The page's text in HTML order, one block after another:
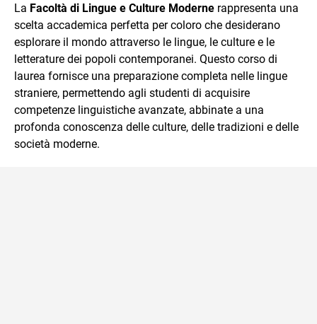
esercizi online, video di approfondimento e infografiche.
Ogni lezione è pensata e realizzata da docenti esperti
della propria materia che trattano tutti gli argomenti
affrontati dagli studenti durante il percorso scolastico,
anche quelli più ostici, con un linguaggio semplice e
immediato e l'ausilio di contenuti multimediali a supporto
della spiegazione testuale.
La Facoltà di Lingue e Culture Moderne rappresenta una
scelta accademica perfetta per coloro che desiderano
esplorare il mondo attraverso le lingue, le culture e le
letterature dei popoli contemporanei. Questo corso di
laurea fornisce una preparazione completa nelle lingue
straniere, permettendo agli studenti di acquisire
competenze linguistiche avanzate, abbinate a una
profonda conoscenza delle culture, delle tradizioni e delle
società moderne.